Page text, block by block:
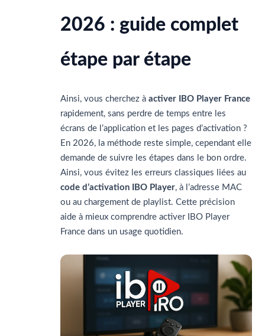
2026 : guide complet
étape par étape
Ainsi, vous cherchez àactiver IBO Player France
rapidement, sans perdre de temps entre les
écrans de l’application et les pages d’activation ?
En 2026, la méthode reste simple, cependant elle
demande de suivre les étapes dans le bon ordre.
Ainsi, vous évitez les erreurs classiques liées au
code d’activation IBO Player, à l’adresse MAC
ou au chargement de playlist.Cette précision
aide à mieux comprendre activer IBO Player
France dans un usage quotidien.